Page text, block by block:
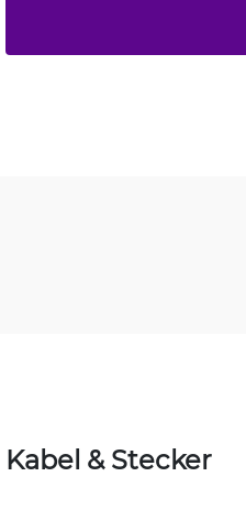
Kabel & Stecker